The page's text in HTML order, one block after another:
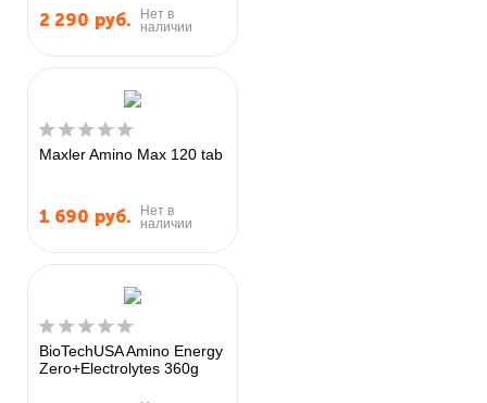
2 290 руб.
Нет в
наличии
Maxler Amino Max 120 tab
1 690 руб.
Нет в
наличии
BioTechUSA Amino Energy
Zero+Electrolytes 360g